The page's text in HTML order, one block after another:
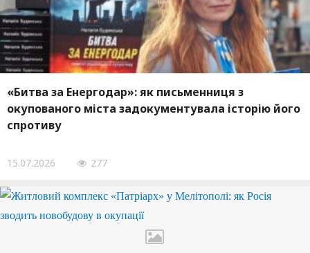
«Битва за Енергодар»: як письменниця з
окупованого міста задокументувала історію його
спротиву
15.07.2026 277